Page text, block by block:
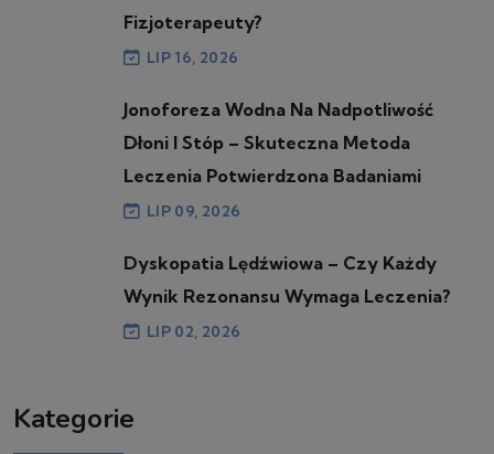
Fizjoterapeuty?
LIP 16, 2026
Jonoforeza Wodna Na Nadpotliwość
Dłoni I Stóp – Skuteczna Metoda
Leczenia Potwierdzona Badaniami
LIP 09, 2026
Dyskopatia Lędźwiowa – Czy Każdy
Wynik Rezonansu Wymaga Leczenia?
LIP 02, 2026
Kategorie